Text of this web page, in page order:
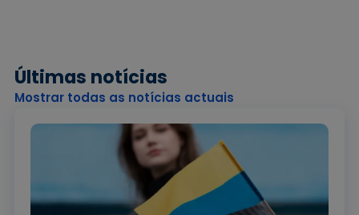
Últimas notícias
Mostrar todas as notícias actuais